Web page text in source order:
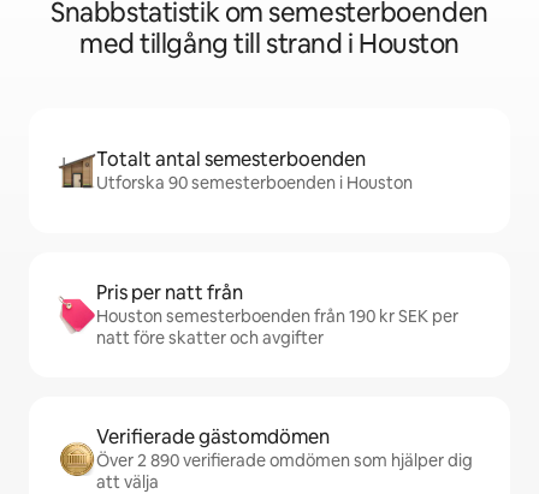
Snabbstatistik om semesterboenden
med tillgång till strand i Houston
Totalt antal semesterboenden
Utforska 90 semesterboenden i Houston
Pris per natt från
Houston semesterboenden från 190 kr SEK per
natt före skatter och avgifter
Verifierade gästomdömen
Över 2 890 verifierade omdömen som hjälper dig
att välja